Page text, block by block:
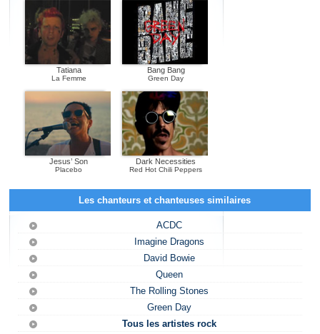
Tatiana
La Femme
Bang Bang
Green Day
Jesus’ Son
Placebo
Dark Necessities
Red Hot Chili Peppers
Les chanteurs et chanteuses similaires
ACDC
Imagine Dragons
David Bowie
Queen
The Rolling Stones
Green Day
Tous les artistes rock